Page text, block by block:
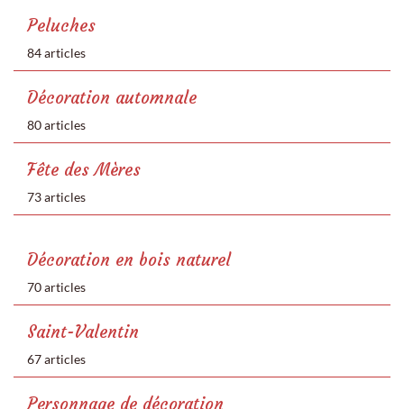
Peluches
84 articles
Décoration automnale
80 articles
Fête des Mères
73 articles
Décoration en bois naturel
70 articles
Saint-Valentin
67 articles
Personnage de décoration